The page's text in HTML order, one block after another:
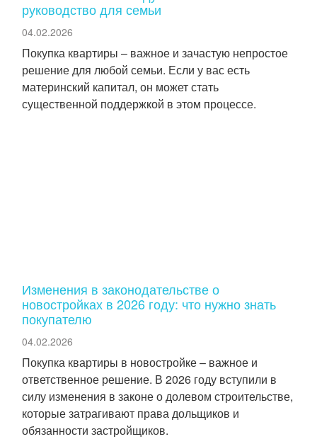
руководство для семьи
04.02.2026
Покупка квартиры – важное и зачастую непростое
решение для любой семьи. Если у вас есть
материнский капитал, он может стать
существенной поддержкой в этом процессе.
Изменения в законодательстве о
новостройках в 2026 году: что нужно знать
покупателю
04.02.2026
Покупка квартиры в новостройке – важное и
ответственное решение. В 2026 году вступили в
силу изменения в законе о долевом строительстве,
которые затрагивают права дольщиков и
обязанности застройщиков.